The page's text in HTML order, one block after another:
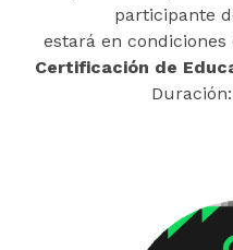
participante
estará en
Certificación de